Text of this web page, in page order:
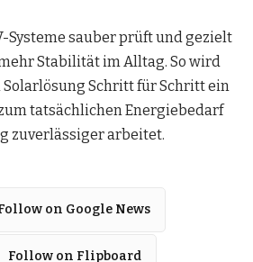
Systeme sauber prüft und gezielt
Stabilität im Alltag. So wird
Schritt für Schritt ein
tatsächlichen Energiebedarf
zuverlässiger arbeitet.
on Google News
Follow on Flipboard